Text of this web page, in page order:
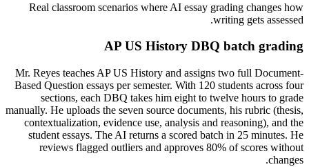
Real classroom scenarios where AI essay grading changes how
writing gets assessed.
AP US History DBQ batch grading
Mr. Reyes teaches AP US History and assigns two full Document-
Based Question essays per semester. With 120 students across four
sections, each DBQ takes him eight to twelve hours to grade
manually. He uploads the seven source documents, his rubric (thesis,
contextualization, evidence use, analysis and reasoning), and the
student essays. The AI returns a scored batch in 25 minutes. He
reviews flagged outliers and approves 80% of scores without
changes.